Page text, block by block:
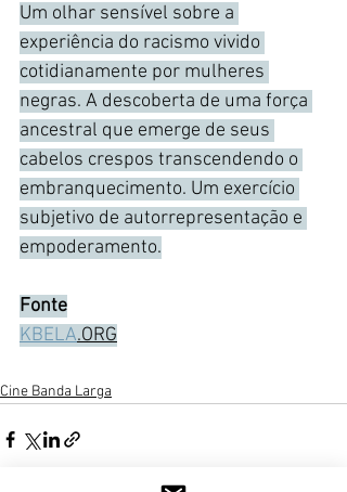
Um olhar sensível sobre a
experiência do racismo vivido
cotidianamente por mulheres
negras. A descoberta de uma força
ancestral que emerge de seus
cabelos crespos transcendendo o
embranquecimento. Um exercício
subjetivo de autorrepresentação e
empoderamento.
Fonte
KBELA.ORG
Cine Banda Larga